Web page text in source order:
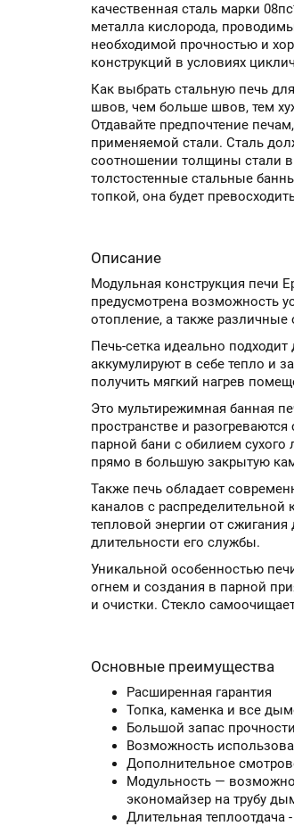
качественная сталь марки
металла кислорода,
необходимой прочностью и
конструкций в условиях
Как выбрать стальную печь
швов, чем больше швов, тем
Отдавайте предпочтение
применяемой стали. Сталь
соотношении толщины стали в
толстостенные стальные
топкой, она будет
Описание
Модульная конструкция печи
предусмотрена возможность
отопление, а также
Печь-сетка идеально
аккумулируют в себе тепло и
получить мягкий нагрев
Это мультирежимная банная
пространстве и
парной бани с обилием
прямо в большую закрытую
Также печь обладает
каналов с
тепловой энергии от
длительности его службы.
Уникальной особенностью
огнем и создания в парной
и очистки. Стекло
Основные преимущества
Расширенная гарантия
Топка, каменка и все
Большой запас
Возможность
Дополнительное
Модульность —
экономайзер на трубу
Длительная